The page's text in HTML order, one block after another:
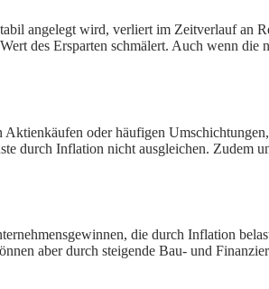
angelegt wird, verliert im Zeitverlauf an
des Ersparten schmälert. Auch wenn
oder häufigen
durch Inflation nicht ausgleichen. Zudem
die durch Inflation
aber durch steigende Bau- und